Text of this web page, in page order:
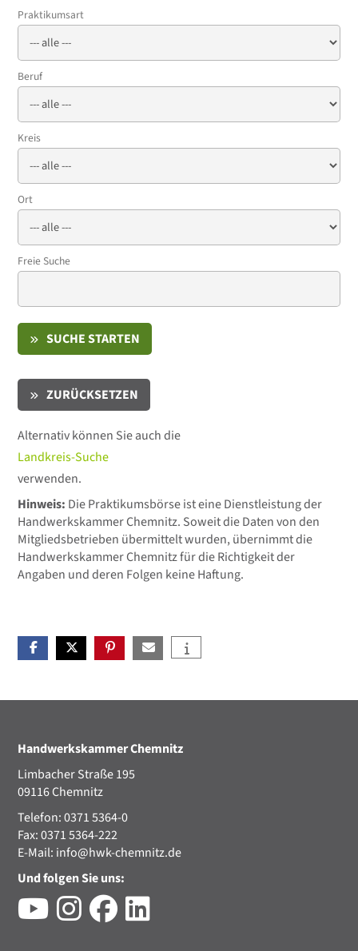
Praktikumsart
Beruf
Kreis
Ort
Freie Suche
SUCHE STARTEN
ZURÜCKSETZEN
Alternativ können Sie auch die
Landkreis-Suche
verwenden.
Hinweis: Die Praktikumsbörse ist eine Dienstleistung der
Handwerkskammer Chemnitz. Soweit die Daten von den
Mitgliedsbetrieben übermittelt wurden, übernimmt die
Handwerkskammer Chemnitz für die Richtigkeit der
Angaben und deren Folgen keine Haftung.
Handwerkskammer Chemnitz
Limbacher Straße 195
09116 Chemnitz
Telefon: 0371 5364-0
Fax: 0371 5364-222
E-Mail: info@hwk-chemnitz.de
Und folgen Sie uns: